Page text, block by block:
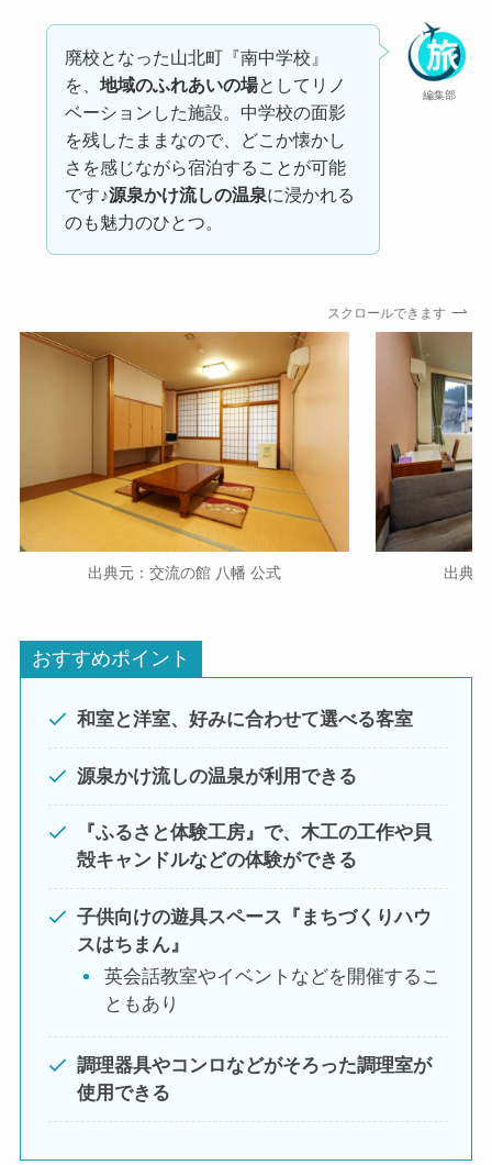
編集部
廃校となった山北町『南中学校』
を、地域のふれあいの場としてリノ
ベーションした施設。中学校の面影
を残したままなので、どこか懐かし
さを感じながら宿泊することが可能
です♪源泉かけ流しの温泉に浸かれる
のも魅力のひとつ。
スクロールできます
出典元：交流の館 八幡 公式 出典
おすすめポイント
和室と洋室、好みに合わせて選べる客室
源泉かけ流しの温泉が利用できる
『ふるさと体験工房』で、木工の工作や貝
殻キャンドルなどの体験ができる
子供向けの遊具スペース『まちづくりハウ
スはちまん』
英会話教室やイベントなどを開催するこ
ともあり
調理器具やコンロなどがそろった調理室が
使用できる